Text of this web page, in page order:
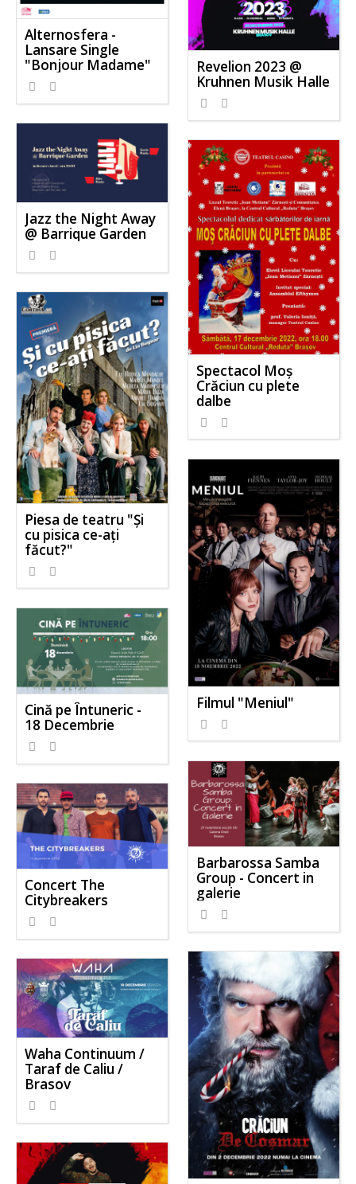
Alternosfera -
Lansare Single
"Bonjour Madame"
Revelion 2023 @
Kruhnen Musik Halle
Jazz the Night Away
@ Barrique Garden
Spectacol Moș
Crăciun cu plete
dalbe
Piesa de teatru "Și
cu pisica ce-ați
făcut?"
Filmul "Meniul"
Cină pe Întuneric -
18 Decembrie
Barbarossa Samba
Group - Concert in
galerie
Concert The
Citybreakers
Waha Continuum /
Taraf de Caliu /
Brasov